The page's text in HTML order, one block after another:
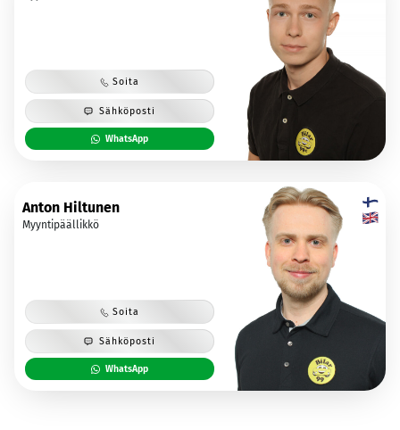
Soita
Sähköposti
WhatsApp
Anton Hiltunen
Myyntipäällikkö
Soita
Sähköposti
WhatsApp